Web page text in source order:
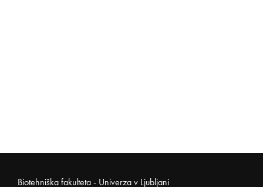
Biotehniška fakulteta - Univerza v Ljubljani